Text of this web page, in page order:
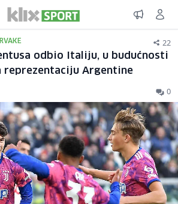
22
odbio Italiju, u budućnosti
reprezentaciju Argentine
0